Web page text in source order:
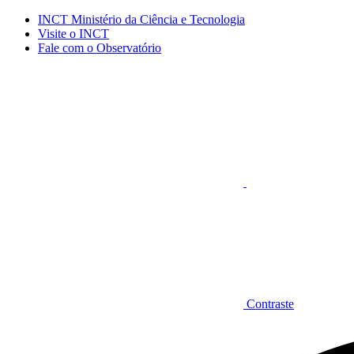
Conteúdo principal Menu principal Rodapé
INCT Ministério da Ciência e Tecnologia
Visite o INCT
Fale com o Observatório
Contraste